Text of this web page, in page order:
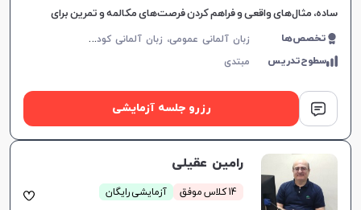
ساده، مثال‌های واقعی و فراهم کردن فرصت‌های مکالمه و تمرین برای
زبان‌آموزان.
تخصص‌ها ز
بان آلمانی عمومی، زبان آلمانی کودکان
سطوح‌تدریس مبتدی
رزرو جلسه آزمایشی
رامین عقیلی
14 کلاس موفق آزمایشی رایگان